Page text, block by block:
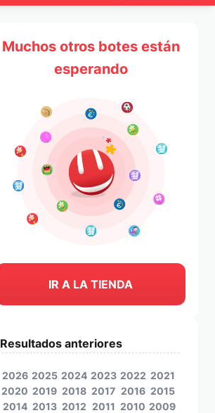
Muchos otros botes están
esperando
IR A LA TIENDA
Resultados anteriores
2026 2025 2024 2023 2022 2021
2020 2019 2018 2017 2016 2015
2014 2013 2012 2011 2010 2009